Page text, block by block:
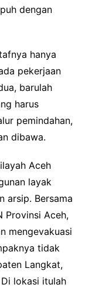
dengan
hanya
pekerjaan
barulah
harus
pemindahan,
dibawa.
Aceh
layak
arsip. Bersama
Provinsi Aceh,
mengevakuasi
tidak
Langkat,
lokasi itulah